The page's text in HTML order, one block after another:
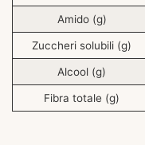
Amido (g)
Zuccheri solubili (g)
Alcool (g)
Fibra totale (g)